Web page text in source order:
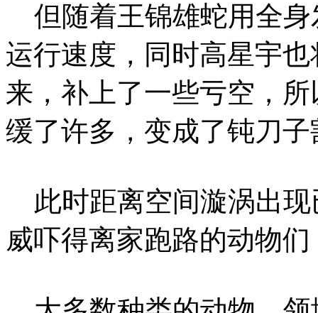
但随着王锦雄蛇用全身
运行速度，同时高星宇
来，补上了一些亏空，
缓了许多，变成了钝刀子
此时距离空间漩涡出现
威吓得离家跑路的动物